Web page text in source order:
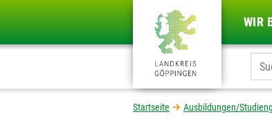
WIR
Startseite Ausbildungen/